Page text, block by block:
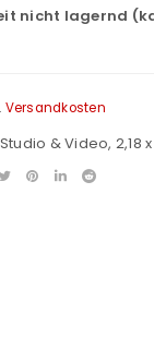
nicht lagernd
Versandkosten
Studio & Video, 2,18